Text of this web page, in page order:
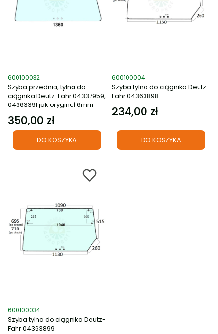
Kod produktu
600100032
Szyba przednia, tylna do
ciągnika Deutz-Fahr 04337959,
04363391 jak oryginał 6mm
Cena
350,00 zł
DO KOSZYKA
Kod produktu
600100004
Szyba tylna do ciągnika Deutz-
Fahr 04363898
Cena
234,00 zł
DO KOSZYKA
Kod produktu
600100034
Szyba tylna do ciągnika Deutz-
Fahr 04363899